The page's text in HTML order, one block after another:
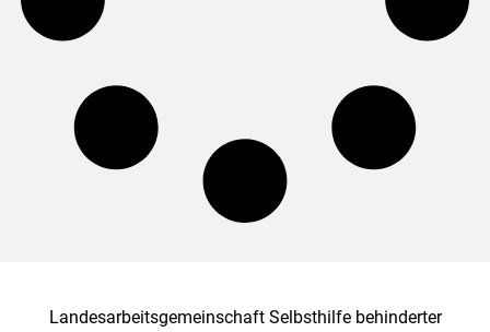
Landesarbeitsgemeinschaft Selbsthilfe behinderter